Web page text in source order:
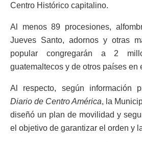
Centro Histórico capitalino.
Al menos 89 procesiones,
Jueves Santo, adornos y otras
popular congregarán a 2
guatemaltecos y de otros países en
Al respecto, según información
Diario de Centro América, la
diseñó un plan de movilidad y
el objetivo de garantizar el orden y